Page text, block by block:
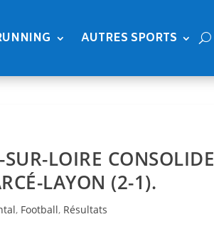
AUTRES SPORTS
LOIRE CONSOLIDE
LAYON (2-1).
, Football, Résultats